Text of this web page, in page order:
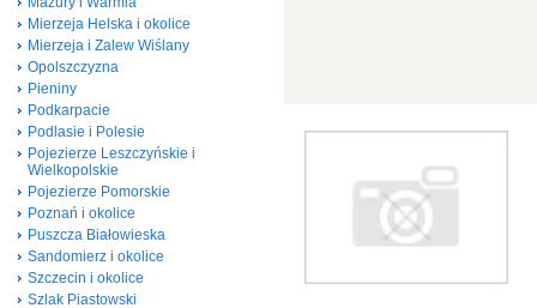
Mierzeja Helska i okolice
Mierzeja i Zalew Wiślany
Opolszczyzna
Pieniny
Podkarpacie
Podlasie i Polesie
Pojezierze Leszczyńskie i
Wielkopolskie
Pojezierze Pomorskie
Poznań i okolice
Puszcza Białowieska
Sandomierz i okolice
Szczecin i okolice
Szlak Piastowski